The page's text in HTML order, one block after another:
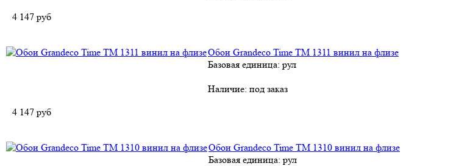
4 147 руб
Обои Grandeco Time TM 1311 винил на флизе
Базовая единица: рул
Наличие: под заказ
4 147 руб
Обои Grandeco Time TM 1310 винил на флизе
Базовая единица: рул